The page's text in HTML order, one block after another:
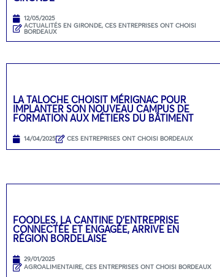
12/05/2025
ACTUALITÉS EN GIRONDE, CES ENTREPRISES ONT CHOISI
BORDEAUX
LA TALOCHE CHOISIT MÉRIGNAC POUR
IMPLANTER SON NOUVEAU CAMPUS DE
FORMATION AUX MÉTIERS DU BÂTIMENT
14/04/2025 CES ENTREPRISES ONT CHOISI BORDEAUX
FOODLES, LA CANTINE D’ENTREPRISE
CONNECTÉE ET ENGAGÉE, ARRIVE EN
RÉGION BORDELAISE
29/01/2025
AGROALIMENTAIRE, CES ENTREPRISES ONT CHOISI BORDEAUX